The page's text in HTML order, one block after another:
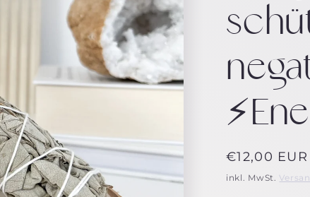
Normaler
Preis
€12,00 EUR
inkl. MwSt.